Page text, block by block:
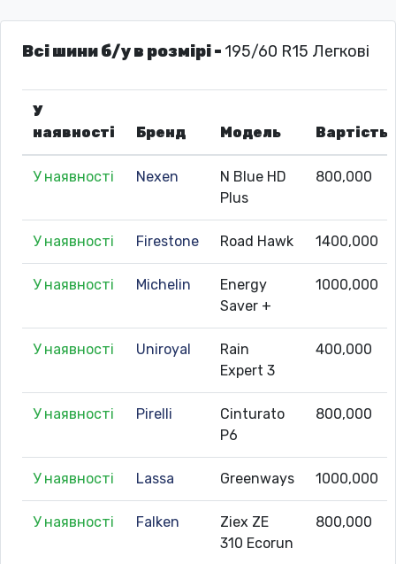
Всі шини б/у в розмірі - 195/60 R15 Легкові
У
наявності
Бренд Модель Вартість
У наявності Nexen
N Blue HD
Plus
800,000
У наявності Firestone Road Hawk 1400,000
У наявності Michelin
Energy
Saver +
1000,000
У наявності Uniroyal
Rain
Expert 3
400,000
У наявності Pirelli
Cinturato
P6
800,000
У наявності Lassa Greenways 1000,000
У наявності Falken
Ziex ZE
310 Ecorun
800,000